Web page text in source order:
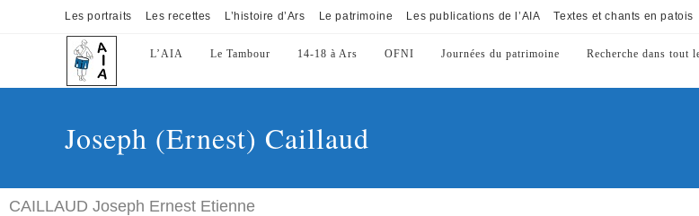
Les portraits Les recettes L’histoire d’Ars Le patrimoine Les publications de l’AIA Textes et chants en patois
L’AIA Le Tambour 14-18 à Ars OFNI Journées du patrimoine Recherche dans tout
Joseph (Ernest) Caillaud
CAILLAUD Joseph Ernest Etienne